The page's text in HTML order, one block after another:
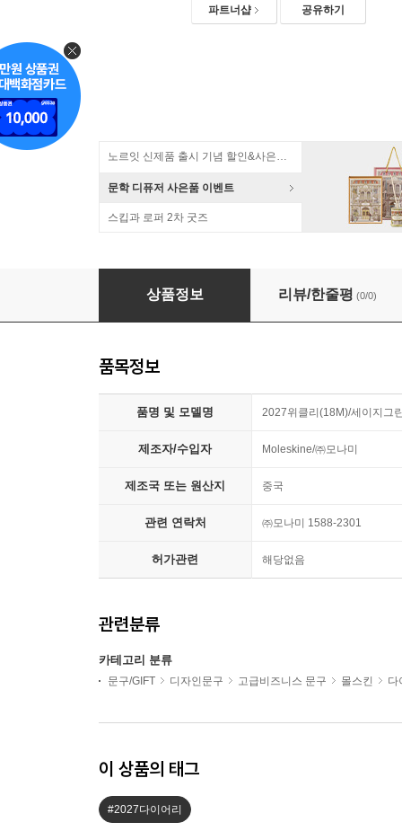
파트너샵 공유하기
노르잇 신제품 출시 기념 할인&사은품 증정!
문학 디퓨저 사은품 이벤트
스킵과 로퍼 2차 굿즈
2027위클리(18M)/세이지그린 하드 L
상품정보 리뷰/한줄평 (0/0)
품목정보
품명 및 모델명 2027위클리(18M)/세이지그
제조자/수입자 Moleskine/㈜모나미
제조국 또는 원산지 중국
관련 연락처 ㈜모나미 1588-2301
허가관련 해당없음
관련분류
카테고리 분류
문구/GIFT 디자인문구 고급비즈니스 문구 몰스킨 다
이 상품의 태그
#2027다이어리